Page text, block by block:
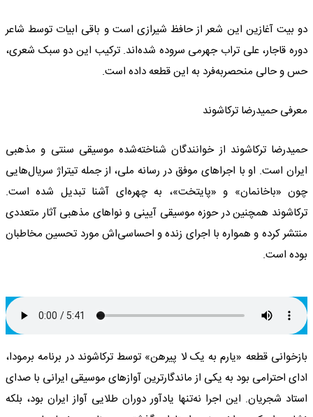
دو بیت آغازین این شعر از حافظ شیرازی است و باقی ابیات توسط شاعر
دوره قاجار، علی تراب جهرمی سروده شده‌اند. ترکیب این دو سبک شعری،
حس و حالی منحصربه‌فرد به این قطعه داده است.
معرفی حمیدرضا ترکاشوند
حمیدرضا ترکاشوند از خوانندگان شناخته‌شده موسیقی سنتی و مذهبی
ایران است. او با اجراهای موفق در رسانه ملی، از جمله تیتراژ سریال‌هایی
چون «باخانمان» و «پایتخت»، به چهره‌ای آشنا تبدیل شده است.
ترکاشوند همچنین در حوزه موسیقی آیینی و نواهای مذهبی آثار متعددی
منتشر کرده و همواره با اجرای زنده و احساسی‌اش مورد تحسین مخاطبان
بوده است.
بازخوانی قطعه «یارم به یک لا پیرهن» توسط ترکاشوند در برنامه برمودا،
ادای احترامی بود به یکی از ماندگارترین آوازهای موسیقی ایرانی با صدای
استاد شجریان. این اجرا نه‌تنها یادآور دوران طلایی آواز ایران بود، بلکه